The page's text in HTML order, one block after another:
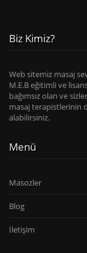
Biz Kimiz?
Web sitemiz masaj
M.E.B eğitimli ve
bağımsız olan ve
masaj terapistlerinin
alabilirsiniz.
Menü
Masozler
Blog
İletişim